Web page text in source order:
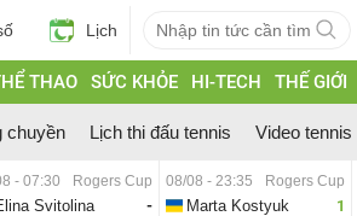
Lịch
THAO SỨC KHỎE HI-TECH THẾ GIỚI
chuyền Lịch thi đấu tennis Video tennis
- 07:30 Rogers Cup
Svitolina
-
08/08 - 23:35 Rogers Cup
Marta Kostyuk
1